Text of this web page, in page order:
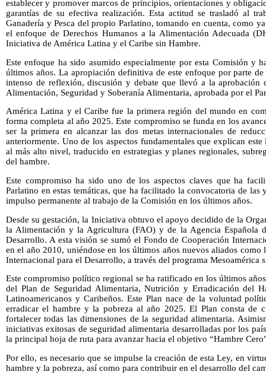
establecer y promover marcos de principios, orientaciones y
garantías de su efectiva realización. Esta actitud se trasladó al
Ganadería y Pesca del propio Parlatino, tomando en cuenta, como
el enfoque de Derechos Humanos a la Alimentación Adecuada
Iniciativa de América Latina y el Caribe sin Hambre.
Este enfoque ha sido asumido especialmente por esta Comisión y
últimos años. La apropiación definitiva de este enfoque por parte
intenso de reflexión, discusión y debate que llevó a la
Alimentación, Seguridad y Soberanía Alimentaria, aprobada por el
América Latina y el Caribe fue la primera región del mundo en
forma completa al año 2025. Este compromiso se funda en los
ser la primera en alcanzar las dos metas internacionales de
anteriormente. Uno de los aspectos fundamentales que explican
al más alto nivel, traducido en estrategias y planes regionales,
del hambre.
Este compromiso ha sido uno de los aspectos claves que ha
Parlatino en estas temáticas, que ha facilitado la convocatoria de
impulso permanente al trabajo de la Comisión en los últimos años.
Desde su gestación, la Iniciativa obtuvo el apoyo decidido de la
la Alimentación y la Agricultura (FAO) y de la Agencia Española
Desarrollo. A esta visión se sumó el Fondo de Cooperación
en el año 2010, uniéndose en los últimos años nuevos aliados
Internacional para el Desarrollo, a través del programa Mesoamérica
Este compromiso político regional se ha ratificado en los últimos
del Plan de Seguridad Alimentaria, Nutrición y Erradicación del
Latinoamericanos y Caribeños. Este Plan nace de la voluntad
erradicar el hambre y la pobreza al año 2025. El Plan consta de
fortalecer todas las dimensiones de la seguridad alimentaria.
iniciativas exitosas de seguridad alimentaria desarrolladas por los
la principal hoja de ruta para avanzar hacia el objetivo “Hambre
Por ello, es necesario que se impulse la creación de esta Ley, en
hambre y la pobreza, así como para contribuir en el desarrollo del